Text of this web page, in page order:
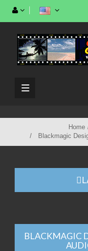
Home
Blackmagic
BLACKMAGIC